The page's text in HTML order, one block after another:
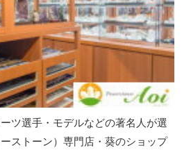
ツ選手・モデルなどの著名人が選
ストーン）専門店・葵のショップ